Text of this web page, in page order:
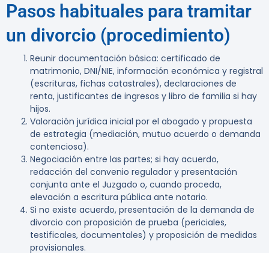
Pasos habituales para tramitar
un divorcio (procedimiento)
Reunir documentación básica: certificado de
matrimonio, DNI/NIE, información económica y registral
(escrituras, fichas catastrales), declaraciones de
renta, justificantes de ingresos y libro de familia si hay
hijos.
Valoración jurídica inicial por el abogado y propuesta
de estrategia (mediación, mutuo acuerdo o demanda
contenciosa).
Negociación entre las partes; si hay acuerdo,
redacción del convenio regulador y presentación
conjunta ante el Juzgado o, cuando proceda,
elevación a escritura pública ante notario.
Si no existe acuerdo, presentación de la demanda de
divorcio con proposición de prueba (periciales,
testificales, documentales) y proposición de medidas
provisionales.